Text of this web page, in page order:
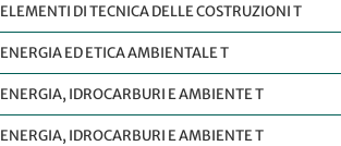
ELEMENTI DI TECNICA DELLE COSTRUZIONI T
ENERGIA ED ETICA AMBIENTALE T
ENERGIA, IDROCARBURI E AMBIENTE T
ENERGIA, IDROCARBURI E AMBIENTE T